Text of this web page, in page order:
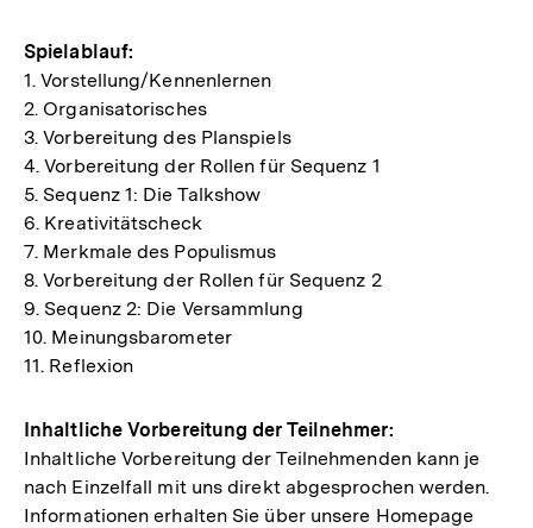
Spielablauf:
1. Vorstellung/Kennenlernen
2. Organisatorisches
3. Vorbereitung des Planspiels
4. Vorbereitung der Rollen für Sequenz 1
5. Sequenz 1: Die Talkshow
6. Kreativitätscheck
7. Merkmale des Populismus
8. Vorbereitung der Rollen für Sequenz 2
9. Sequenz 2: Die Versammlung
10. Meinungsbarometer
11. Reflexion
Inhaltliche Vorbereitung der Teilnehmer:
Inhaltliche Vorbereitung der Teilnehmenden kann je
nach Einzelfall mit uns direkt abgesprochen werden.
Informationen erhalten Sie über unsere Homepage